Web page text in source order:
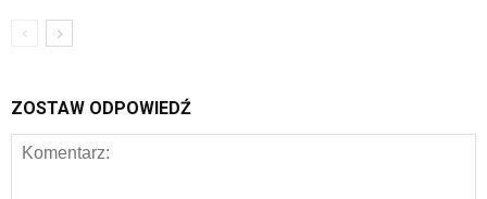
ZOSTAW ODPOWIEDŹ